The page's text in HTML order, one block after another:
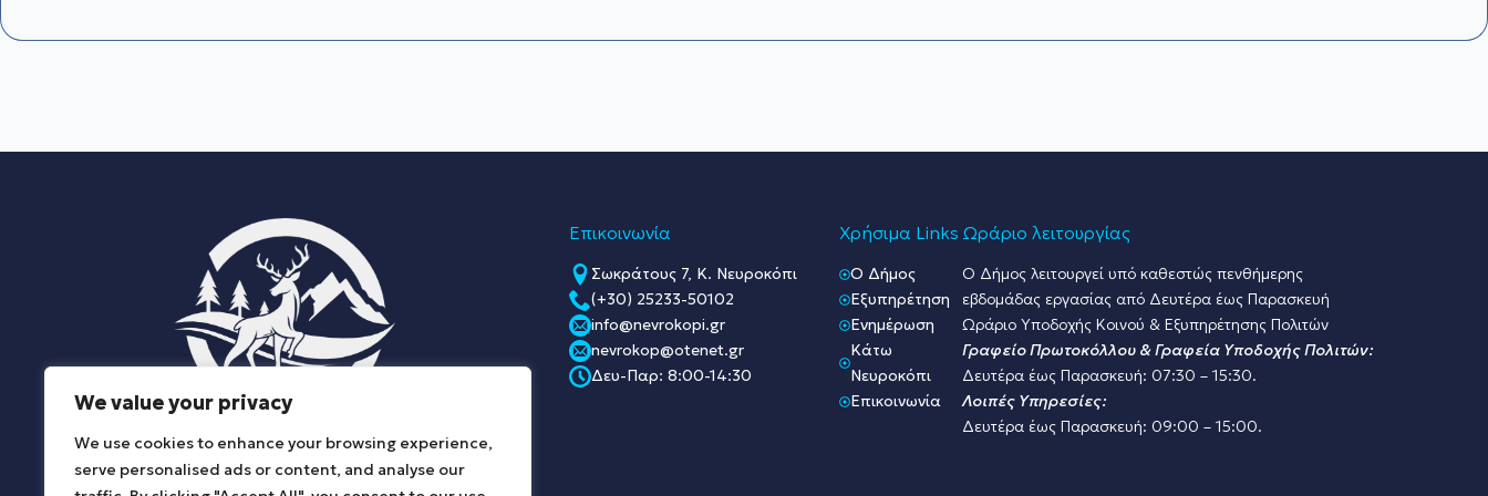
We value your privacy
We use cookies to enhance your browsing experience,
serve personalised ads or content, and analyse our
ΔΗΜΟΣ ΚΑΤΩ ΝΕΥΡΟΚΟΠΙΟΥ
Επικοινωνία
Σωκράτους 7, Κ. Νευροκόπι
(+30) 25233-50102
info@nevrokopi.gr
nevrokop@otenet.gr
Δευ-Παρ: 8:00-14:30
Χρήσιμα Links
O Δήμος
Εξυπηρέτηση
Ενημέρωση
Κάτω
Νευροκόπι
Επικοινωνία
Ωράριο λειτουργίας
Ο Δήμος λειτουργεί υπό καθεστώς πενθήμερης
εβδομάδας εργασίας από Δευτέρα έως Παρασκευή
Ωράριο Υποδοχής Κοινού & Εξυπηρέτησης Πολιτών
Γραφείο Πρωτοκόλλου & Γραφεία Υποδοχής Πολιτών:
Δευτέρα έως Παρασκευή: 07:30 – 15:30.
Λοιπές Υπηρεσίες:
Δευτέρα έως Παρασκευή: 09:00 – 15:00.